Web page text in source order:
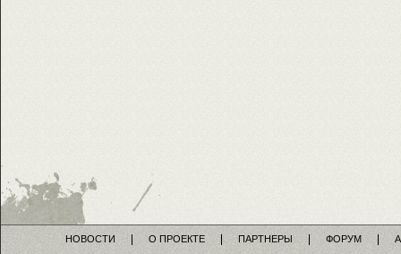
НОВОСТИ О ПРОЕКТЕ ПАРТНЕРЫ ФОРУМ